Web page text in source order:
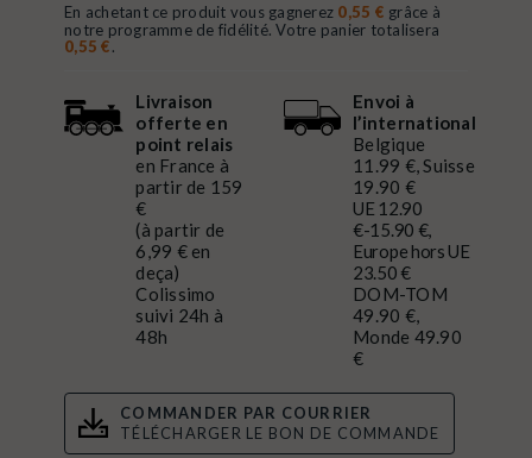
En achetant ce produit vous gagnerez 0,55 € grâce à
notre programme de fidélité. Votre panier totalisera
0,55 €.
Livraison
offerte en
point relais
en France à
partir de 159
€
(à partir de
6,99 € en
deça)
Colissimo
suivi 24h à
48h
Envoi à
l’international
Belgique
11.99 €, Suisse
19.90 €
UE 12.90
€-15.90 €,
Europe hors UE
23.50 €
DOM-TOM
49.90 €,
Monde 49.90
€
COMMANDER PAR COURRIER
TÉLÉCHARGER LE BON DE COMMANDE